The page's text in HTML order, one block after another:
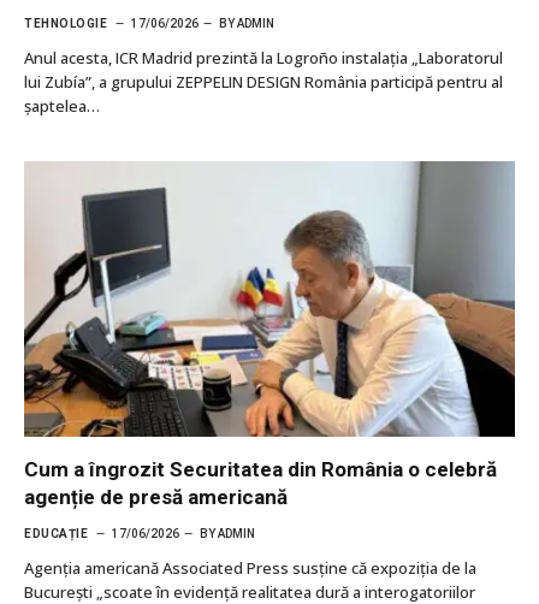
TEHNOLOGIE 17/06/2026 BYADMIN
Anul acesta, ICR Madrid prezintă la Logroño instalația „Laboratorul
lui Zubía”, a grupului ZEPPELIN DESIGN România participă pentru al
șaptelea…
Cum a îngrozit Securitatea din România o celebră
agenție de presă americană
EDUCAȚIE 17/06/2026 BYADMIN
Agenția americană Associated Press susține că expoziția de la
București „scoate în evidență realitatea dură a interogatoriilor